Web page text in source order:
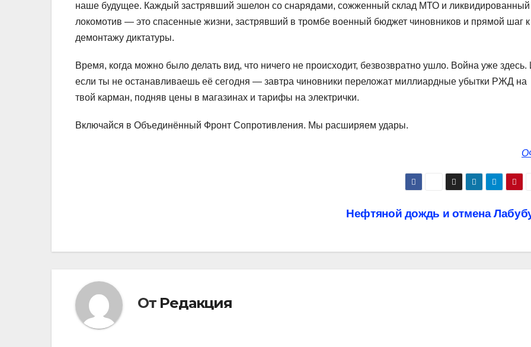
наше будущее. Каждый застрявший эшелон со снарядами, сожженный склад МТО и ликвидированный
локомотив — это спасенные жизни, застрявший в тромбе военный бюджет чиновников и прямой шаг к
демонтажу диктатуры.
Время, когда можно было делать вид, что ничего не происходит, безвозвратно ушло. Война уже здесь.
если ты не останавливаешь её сегодня — завтра чиновники переложат миллиардные убытки РЖД на
твой карман, подняв цены в магазинах и тарифы на электрички.
Включайся в Объединённый Фронт Сопротивления. Мы расширяем удары.
Нефтяной дождь и отмена
От Редакция